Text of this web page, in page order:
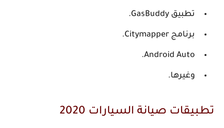
تطبيق GasBuddy.
برنامج Citymapper.
Android Auto.
وغيرها.
تطبيقات صيانة السيارات 2020